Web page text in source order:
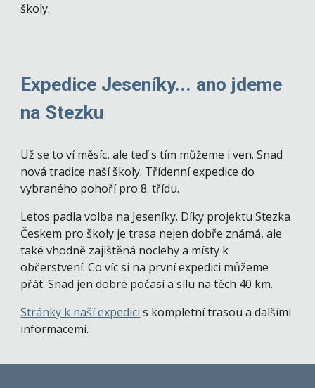
školy.
Expedice Jeseníky... ano jdeme
na Stezku
Už se to ví měsíc, ale teď s tím můžeme i ven. Snad
nová tradice naší školy. Třídenní expedice do
vybraného pohoří pro 8. třídu.
Letos padla volba na Jeseníky. Díky projektu Stezka
Českem pro školy je trasa nejen dobře známá, ale
také vhodně zajištěná noclehy a místy k
občerstvení. Co víc si na první expedici můžeme
přát. Snad jen dobré počasí a sílu na těch 40 km.
Stránky k naší expedici s kompletní trasou a dalšími
informacemi.